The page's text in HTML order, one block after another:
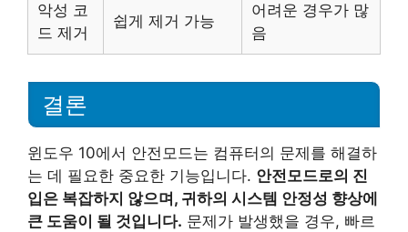
악성 코
드 제거
쉽게 제거 가능
어려운 경우가 많
음
결론
윈도우 10에서 안전모드는 컴퓨터의 문제를 해결하
는 데 필요한 중요한 기능입니다. 안전모드로의 진
입은 복잡하지 않으며, 귀하의 시스템 안정성 향상에
큰 도움이 될 것입니다. 문제가 발생했을 경우, 빠르